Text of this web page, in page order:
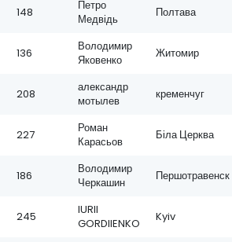
148
Петро
Медвідь
Полтава
136
Володимир
Яковенко
Житомир
208
александр
мотылев
кременчуг
227
Роман
Карасьов
Біла Церква
186
Володимир
Черкашин
Першотравенск
245
IURII
GORDIIENKO
Kyiv